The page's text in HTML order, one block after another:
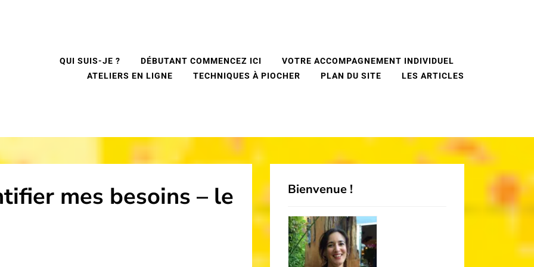
QUI SUIS-JE ? DÉBUTANT COMMENCEZ ICI
VOTRE ACCOMPAGNEMENT INDIVIDUEL
ATELIERS EN LIGNE
TECHNIQUES À PIOCHER PLAN DU SITE LES ARTICLES
mes besoins – le
Bienvenue !